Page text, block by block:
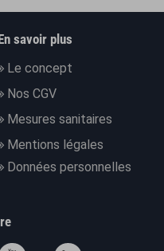
savoir plus
Le concept
Nos CGV
Mesures sanitaires
Mentions légales
Données personnelles